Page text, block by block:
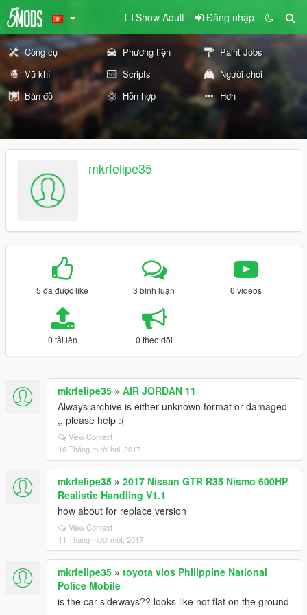
Show Adult Đăng nhập
Công cụ Phương tiện
Paint Jobs
Vũ khí
Scripts
Người chơi
Bản đồ
Hỗn hợp Hơn
mkrfelipe35
5 đã được like 3 bình luận 0 videos
0 tải lên 0 theo dõi
mkrfelipe35 » AIR JORDAN 11
Always archive is either unknown format or damaged
,, please help :(
View Context
16 Tháng mười hai, 2017
mkrfelipe35 » 2017 Nissan GTR R35 Nismo 600HP
Realistic Handling V1.1
how about for replace version
View Context
11 Tháng mười một, 2017
mkrfelipe35 » toyota vios Philippine National
Police Mobile
is the car sideways?? looks like not flat on the ground